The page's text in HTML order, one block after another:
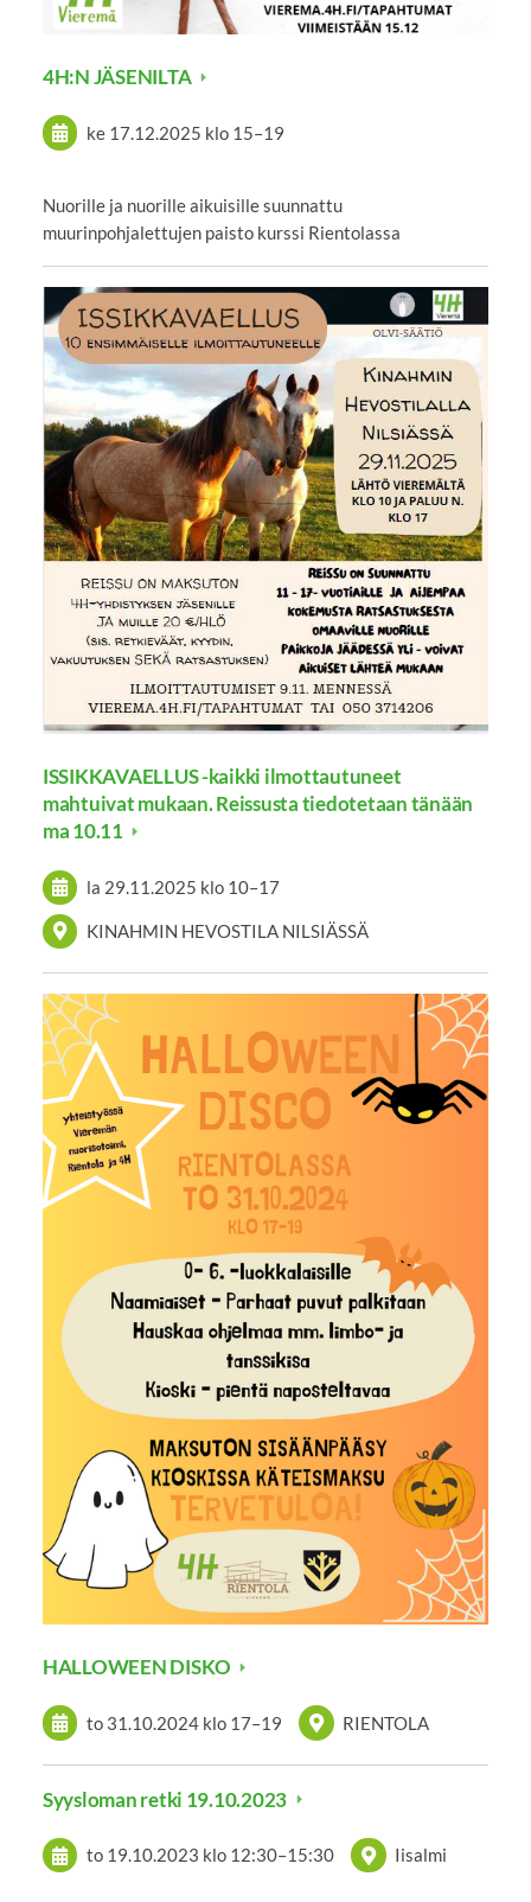
4H:N JÄSENILTA
ke 17.12.2025 klo 15–19
Nuorille ja nuorille aikuisille suunnattu
muurinpohjalettujen paisto kurssi Rientolassa
ISSIKKAVAELLUS -kaikki ilmottautuneet
mahtuivat mukaan. Reissusta tiedotetaan tänään
ma 10.11
la 29.11.2025 klo 10–17
KINAHMIN HEVOSTILA NILSIÄSSÄ
HALLOWEEN DISKO
to 31.10.2024 klo 17–19 RIENTOLA
Syysloman retki 19.10.2023
to 19.10.2023 klo 12:30–15:30 Iisalmi